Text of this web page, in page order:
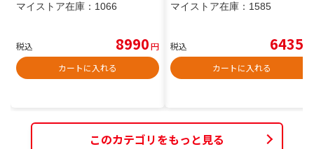
マイストア在庫： 1066
税込 8990円
カートに入れる
マイストア在庫： 1585
税込 6435
カートに入れる
このカテゴリをもっと見る